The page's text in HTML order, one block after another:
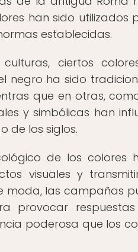
han sido utilizados
establecidas.
ciertos
negro ha sido
que en otras,
y simbólicas han
de los siglos.
de los
visuales y
moda, las campañas
provocar
poderosa que los